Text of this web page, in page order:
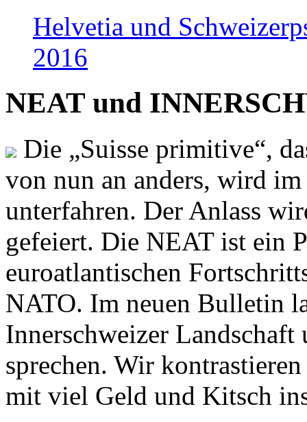
Helvetia und
2016
NEAT und
Die „Suisse primitive“,
von nun an anders, wird
unterfahren. Der Anlass
gefeiert. Die NEAT ist ein
euroatlantischen
NATO. Im neuen Bulletin
Innerschweizer
sprechen. Wir
mit viel Geld und Kitsch